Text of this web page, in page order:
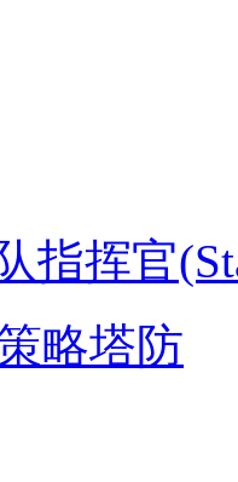
指挥官
略塔防